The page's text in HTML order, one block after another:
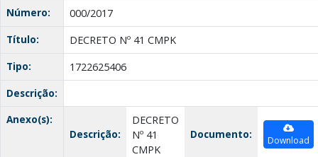
Número:
000/2017
Título:
DECRETO Nº 41 CMPK
Tipo:
1722625406
Descrição:
Anexo(s):
Descrição:
DECRETO
Nº 41
CMPK
Documento: Download